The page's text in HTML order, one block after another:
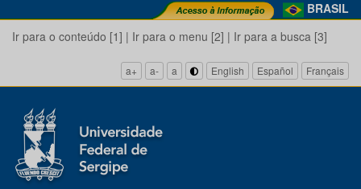
BRASIL
Ir para o conteúdo [1] | Ir para o menu [2] | Ir para a busca [3]
a+ a- a English Español Français